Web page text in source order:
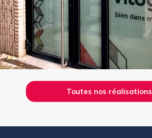
Toutes nos réalisations